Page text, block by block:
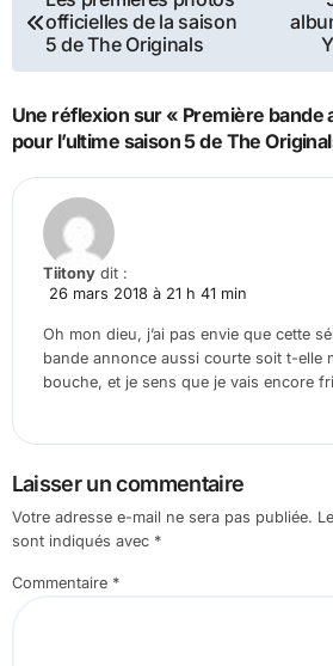
de
l’article
officielles de la saison
5 de The Originals
Une réflexion sur « Première bande
pour l’ultime saison 5 de The
Tiitony dit :
26 mars 2018 à 21 h 41 min
Oh mon dieu, j’ai pas envie que cette
bande annonce aussi courte soit t-elle
bouche, et je sens que je vais encore
Laisser un commentaire
Votre adresse e-mail ne sera pas publiée.
sont indiqués avec *
Commentaire *